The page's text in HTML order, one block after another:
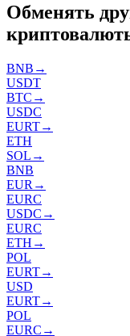
Обменять
BNB →
USDT
BTC →
USDC
EURT→
ETH
SOL →
BNB
EUR →
EURC
USDC →
EURC
ETH →
POL
EURT→
USD
EURT→
POL
EURC →